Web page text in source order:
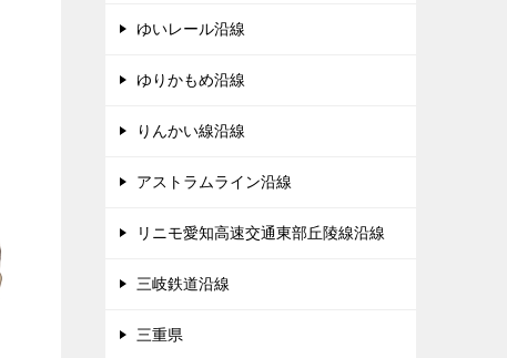
ゆいレール沿線
ゆりかもめ沿線
りんかい線沿線
アストラムライン沿線
リニモ愛知高速交通東部丘陵線沿線
三岐鉄道沿線
三重県